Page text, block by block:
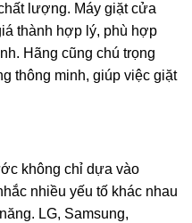
lượng. Máy giặt cửa
thành hợp lý, phù hợp
Hãng cũng chú trọng
thông minh, giúp việc giặt
không chỉ dựa vào
nhiều yếu tố khác nhau
LG, Samsung,